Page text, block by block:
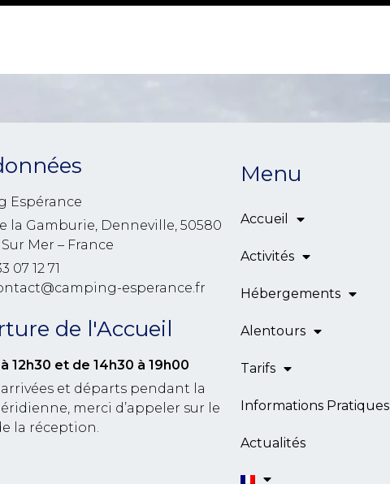
Espérance
la Gamburie, Denneville, 50580
Mer – France
07 12 71
esperance.fr
de l'Accueil
12h30 et de 14h30 à 19h00
et départs pendant la
merci d’appeler sur le
la réception.
Menu
Accueil
Activités
Hébergements
Alentours
Tarifs
Informations Pratiques
Actualités